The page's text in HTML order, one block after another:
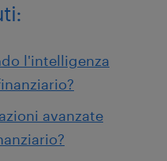
l'intelligenza
avanzate